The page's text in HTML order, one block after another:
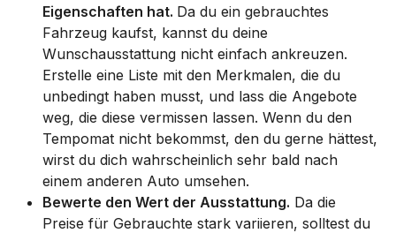
Eigenschaften hat. Da du ein gebrauchtes
Fahrzeug kaufst, kannst du deine
Wunschausstattung nicht einfach ankreuzen.
Erstelle eine Liste mit den Merkmalen, die du
unbedingt haben musst, und lass die Angebote
weg, die diese vermissen lassen. Wenn du den
Tempomat nicht bekommst, den du gerne hättest,
wirst du dich wahrscheinlich sehr bald nach
einem anderen Auto umsehen.
Bewerte den Wert der Ausstattung. Da die
Preise für Gebrauchte stark variieren, solltest du